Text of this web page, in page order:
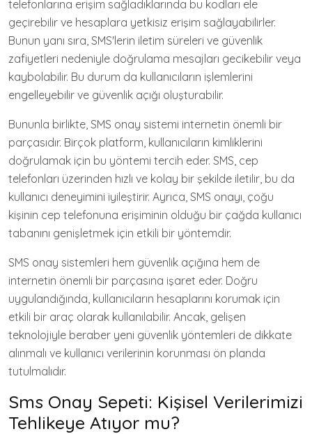
telefonlarına erişim sağladıklarında bu kodları ele
geçirebilir ve hesaplara yetkisiz erişim sağlayabilirler.
Bunun yanı sıra, SMS'lerin iletim süreleri ve güvenlik
zafiyetleri nedeniyle doğrulama mesajları gecikebilir veya
kaybolabilir. Bu durum da kullanıcıların işlemlerini
engelleyebilir ve güvenlik açığı oluşturabilir.
Bununla birlikte, SMS onay sistemi internetin önemli bir
parçasıdır. Birçok platform, kullanıcıların kimliklerini
doğrulamak için bu yöntemi tercih eder. SMS, cep
telefonları üzerinden hızlı ve kolay bir şekilde iletilir, bu da
kullanıcı deneyimini iyileştirir. Ayrıca, SMS onayı, çoğu
kişinin cep telefonuna erişiminin olduğu bir çağda kullanıcı
tabanını genişletmek için etkili bir yöntemdir.
SMS onay sistemleri hem güvenlik açığına hem de
internetin önemli bir parçasına işaret eder. Doğru
uygulandığında, kullanıcıların hesaplarını korumak için
etkili bir araç olarak kullanılabilir. Ancak, gelişen
teknolojiyle beraber yeni güvenlik yöntemleri de dikkate
alınmalı ve kullanıcı verilerinin korunması ön planda
tutulmalıdır.
Sms Onay Sepeti: Kişisel Verilerimizi
Tehlikeye Atıyor mu?